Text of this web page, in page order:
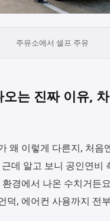
주유소에서 셀프 주유
오는 진짜 이유,
왜 이렇게 다른지, 처음
데 알고 보니 공인연비
경에서 나온 수치거든
덕, 에어컨 사용까지 전